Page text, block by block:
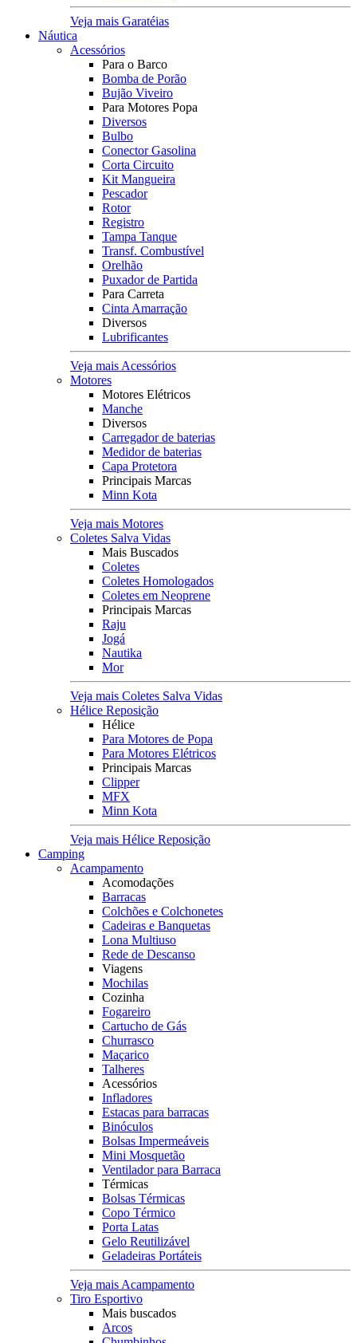
Veja mais Garatéias
Náutica
Acessórios
Para o Barco
Bomba de Porão
Bujão Viveiro
Para Motores Popa
Diversos
Bulbo
Conector Gasolina
Corta Circuito
Kit Mangueira
Pescador
Rotor
Registro
Tampa Tanque
Transf. Combustível
Orelhão
Puxador de Partida
Para Carreta
Cinta Amarração
Diversos
Lubrificantes
Veja mais Acessórios
Motores
Motores Elétricos
Manche
Diversos
Carregador de baterias
Medidor de baterias
Capa Protetora
Principais Marcas
Minn Kota
Veja mais Motores
Coletes Salva Vidas
Mais Buscados
Coletes
Coletes Homologados
Coletes em Neoprene
Principais Marcas
Raju
Jogá
Nautika
Mor
Veja mais Coletes Salva Vidas
Hélice Reposição
Hélice
Para Motores de Popa
Para Motores Elétricos
Principais Marcas
Clipper
MFX
Minn Kota
Veja mais Hélice Reposição
Camping
Acampamento
Acomodações
Barracas
Colchões e Colchonetes
Cadeiras e Banquetas
Lona Multiuso
Rede de Descanso
Viagens
Mochilas
Cozinha
Fogareiro
Cartucho de Gás
Churrasco
Maçarico
Talheres
Acessórios
Infladores
Estacas para barracas
Binóculos
Bolsas Impermeáveis
Mini Mosquetão
Ventilador para Barraca
Térmicas
Bolsas Térmicas
Copo Térmico
Porta Latas
Gelo Reutilizável
Geladeiras Portáteis
Veja mais Acampamento
Tiro Esportivo
Mais buscados
Arcos